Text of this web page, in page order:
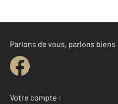
Parlons de vous, parlons biens
Votre compte :